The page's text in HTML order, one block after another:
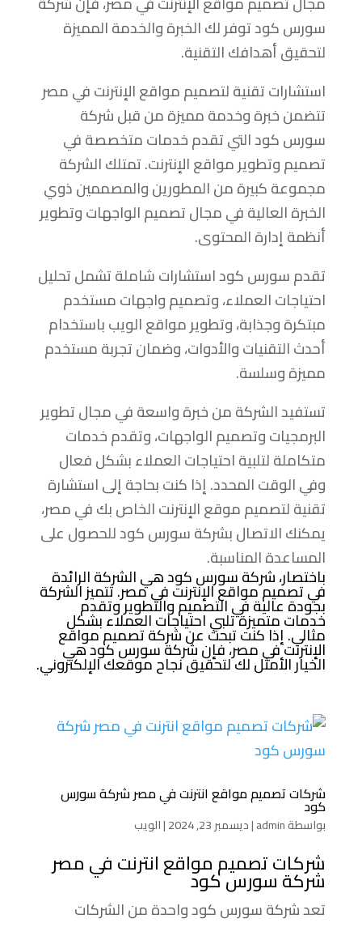
سورس كود توفر لك الخبرة والخدمة المميزة
لتحقيق أهدافك التقنية.
استشارات تقنية لتصميم مواقع الإنترنت في مصر
تتضمن خبرة وخدمة مميزة من قبل شركة
سورس كود التي تقدم خدمات متخصصة في
تصميم وتطوير مواقع الإنترنت. تمتلك الشركة
مجموعة كبيرة من المطورين والمصممين ذوي
الخبرة العالية في مجال تصميم الواجهات وتطوير
أنظمة إدارة المحتوى.
تقدم سورس كود استشارات شاملة تشمل تحليل
احتياجات العملاء، وتصميم واجهات مستخدم
مبتكرة وجذابة، وتطوير مواقع الويب باستخدام
أحدث التقنيات والأدوات، وضمان تجربة مستخدم
مميزة وسلسة.
تستفيد الشركة من خبرة واسعة في مجال تطوير
البرمجيات وتصميم الواجهات، وتقدم خدمات
متكاملة لتلبية احتياجات العملاء بشكل فعال
وفي الوقت المحدد. إذا كنت بحاجة إلى استشارة
تقنية لتصميم موقع الإنترنت الخاص بك في مصر،
يمكنك الاتصال بشركة سورس كود للحصول على
المساعدة المناسبة.
باختصار، شركة سورس كود هي الشركة الرائدة
في تصميم مواقع الإنترنت في مصر. تتميز الشركة
بجودة عالية في التصميم والتطوير وتقدم
خدمات متميزة تلبي احتياجات العملاء بشكل
مثالي. إذا كنت تبحث عن شركة تصميم مواقع
الإنترنت في مصر، فإن شركة سورس كود هي
الخيار الأمثل لك لتحقيق نجاح موقعك الإلكتروني.
شركات تصميم مواقع انترنت في مصر شركة سورس
كود
بواسطةadmin
|ديسمبر 23, 2024 |الويب
شركات تصميم مواقع انترنت في مصر
شركة سورس كود
تعد شركة سورس كود واحدة من الشركات